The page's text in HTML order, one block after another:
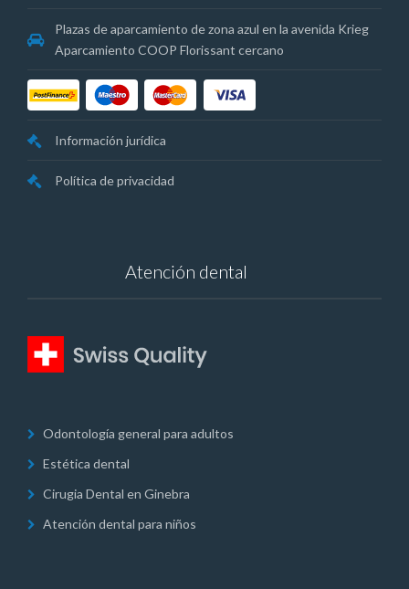
Plazas de aparcamiento de zona azul en la avenida Krieg
Aparcamiento COOP Florissant cercano
Información jurídica
Política de privacidad
Atención dental
Odontología general para adultos
Estética dental
Cirugia Dental en Ginebra
Atención dental para niños